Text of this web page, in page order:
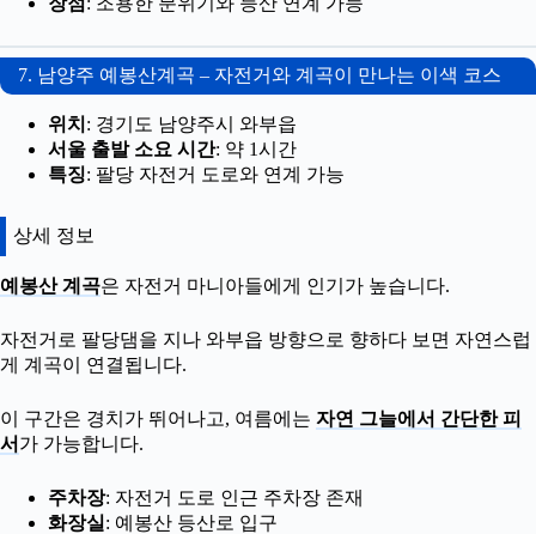
7. 남양주 예봉산계곡 – 자전거와 계곡이 만나는 이색 코스
위치 : 경기도 남양주시 와부읍
서울 출발 소요 시간: 약 1시간
특징: 팔당 자전거 도로와 연계 가능
상세 정보
예봉산 계곡은 자전거 마니아들에게 인기가 높습니다.
자전거로 팔당댐을 지나 와부읍 방향으로 향하다 보면 자연스럽
게 계곡이 연결됩니다.
이 구간은 경치가 뛰어나고, 여름에는 자연 그늘에서 간단한 피
서 가 가능합니다.
주차장: 자전거 도로 인근 주차장 존재
화장실 : 예봉산 등산로 입구